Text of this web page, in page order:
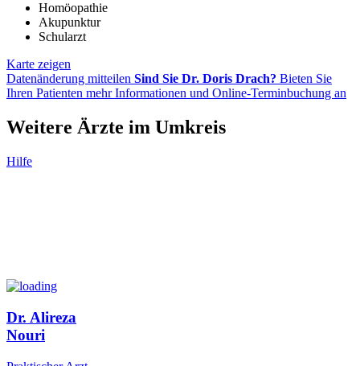
Homöopathie
Akupunktur
Schularzt
Karte zeigen
Datenänderung mitteilen Sind Sie Dr. Doris Drach? Bieten Sie
Ihren Patienten mehr Informationen und Online-Terminbuchung an
Weitere Ärzte im Umkreis
Hilfe
Dr. Alireza
Nouri